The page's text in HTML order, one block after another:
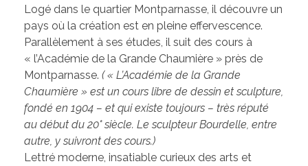
Logé dans le quartier Montparnasse, il découvre un
pays où la création est en pleine effervescence.
Parallèlement à ses études, il suit des cours à
« l’Académie de la Grande Chaumière » près de
Montparnasse. ( « L’Académie de la Grande
Chaumière » est un cours libre de dessin et sculpture,
fondé en 1904 – et qui existe toujours – très réputé
au début du 20° siècle. Le sculpteur Bourdelle, entre
autre, y suivront des cours.)
Lettré moderne, insatiable curieux des arts et